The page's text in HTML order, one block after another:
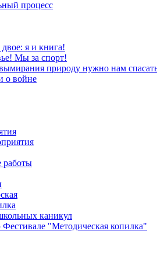
процесс
я и книга!
Мы за спорт!
природу нужно нам
о войне
работы
каникул
"Методическая копилка"